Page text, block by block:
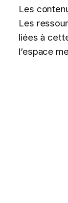
Les
Les
liées à
l’espace